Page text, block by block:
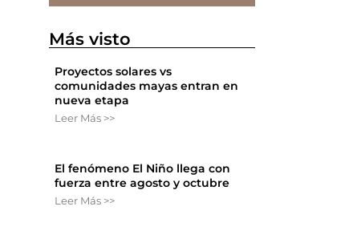
Más visto
Proyectos solares vs
comunidades mayas entran en
nueva etapa
Leer Más >>
El fenómeno El Niño llega con
fuerza entre agosto y octubre
Leer Más >>